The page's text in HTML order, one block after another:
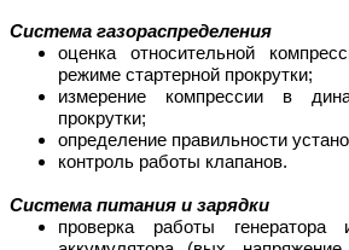
Система газораспределения
оценка относительной
режиме стартерной прокрутки;
измерение компрессии в
прокрутки;
определение правильности
контроль работы клапанов.
Система питания и зарядки
проверка работы